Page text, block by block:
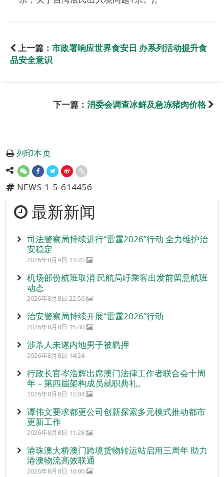
上一篇： 市政署响应世界食安日 办系列活动提升食
品安全意识
下一篇： 消委会调查冰鲜及急冻猪肉价格
列印本页
NEWS-1-5-614456
最新新闻
司法警察局持续进行“雷霆2026”行动 全力维护治
安稳定
2026年8月9日 13:20
机场部份航班取消 民航局吁乘客出发前留意航班
动态
2026年8月8日 22:56
治安警察局持续开展“雷霆2026”行动
2026年8月8日 15:40
涉杀人未遂内地男子被羁押
2026年8月8日 14:24
行政长官岑浩辉出席澳门法律工作者联合会十周
年 – 第四届架构成员就职典礼。
2026年8月8日 12:04
谭伟文要求都更公司创新探索多元模式推动都市
更新工作
2026年8月8日 11:28
港珠澳大桥澳门跨境货物转运站启用三周年 助力
港澳物流高效联通
2026年8月8日 10:00